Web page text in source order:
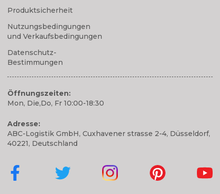
Produktsicherheit
Nutzungsbedingungen
und Verkaufsbedingungen
Datenschutz-
Bestimmungen
Öffnungszeiten:
Mon, Die,Do, Fr 10:00-18:30
Adresse:
ABC-Logistik GmbH, Cuxhavener strasse 2-4, Düsseldorf,
40221, Deutschland
Cubbies auf FacebookCubbies auf TwitterCubbies auf Instagram
Cubbies auf